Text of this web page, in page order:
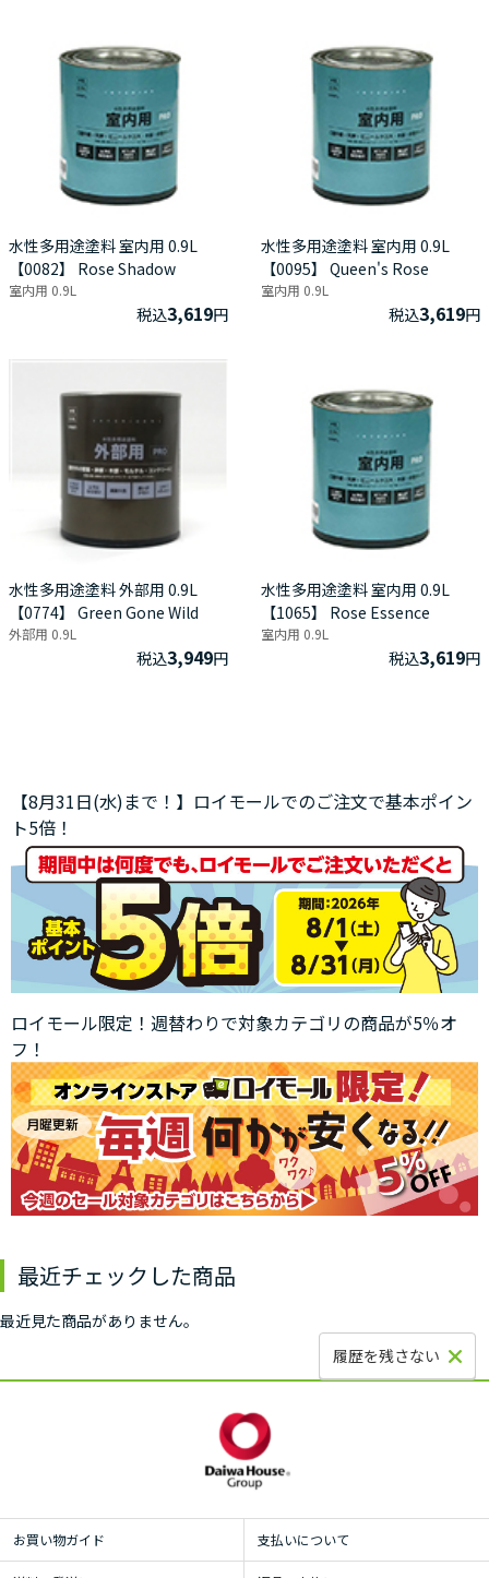
水性多用途塗料 室内用 0.9L
【0082】 Rose Shadow
室内用 0.9L
税込3,619円
水性多用途塗料 室内用 0.9L
【0095】 Queen's Rose
室内用 0.9L
税込3,619円
水性多用途塗料 外部用 0.9L
【0774】 Green Gone Wild
外部用 0.9L
税込3,949円
水性多用途塗料 室内用 0.9L
【1065】 Rose Essence
室内用 0.9L
税込3,619円
【8月31日(水)まで！】ロイモールでのご注文で基本ポイン
ト5倍！
ロイモール限定！週替わりで対象カテゴリの商品が5％オ
フ！
最近チェックした商品
最近見た商品がありません。
履歴を残さない
お買い物ガイド 支払いについて